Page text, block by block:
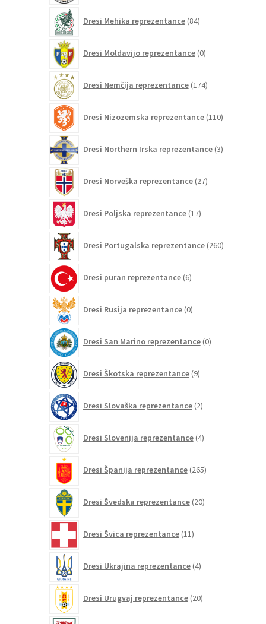
Dresi Mehika reprezentance 84izdelkov
Dresi Moldavijo reprezentance 0izdelkov
Dresi Nemčija reprezentance 174izdelkov
Dresi Nizozemska reprezentance 110izdelkov
Dresi Northern Irska reprezentance 3izdelki
Dresi Norveška reprezentance 27izdelkov
Dresi Poljska reprezentance 17izdelkov
Dresi Portugalska reprezentance 260izdelkov
Dresi puran reprezentance 6izdelkov
Dresi Rusija reprezentance 0izdelkov
Dresi San Marino reprezentance 0izdelkov
Dresi Škotska reprezentance 9izdelkov
Dresi Slovaška reprezentance 2izdelka
Dresi Slovenija reprezentance 4izdelki
Dresi Španija reprezentance 265izdelkov
Dresi Švedska reprezentance 20izdelkov
Dresi Švica reprezentance 11izdelkov
Dresi Ukrajina reprezentance 4izdelki
Dresi Urugvaj reprezentance 20izdelkov